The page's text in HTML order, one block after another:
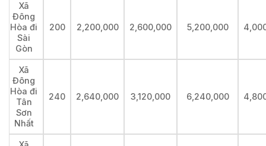
Xã
Đông
Hòa đi
Sài
Gòn
200 2,200,000 2,600,000 5,200,000
Xã
Đông
Hòa đi
Tân
Sơn
Nhất
240 2,640,000 3,120,000 6,240,000